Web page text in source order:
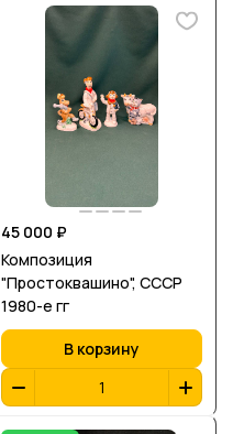
45 000 ₽
Композиция
"Простоквашино", СССР
1980-е гг
В корзину